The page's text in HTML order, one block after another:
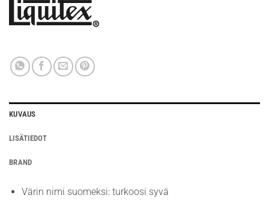
KUVAUS
LISÄTIEDOT
BRAND
Värin nimi suomeksi: turkoosi syvä